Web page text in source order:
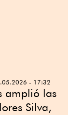
- 17:32
amplió las
Silva,